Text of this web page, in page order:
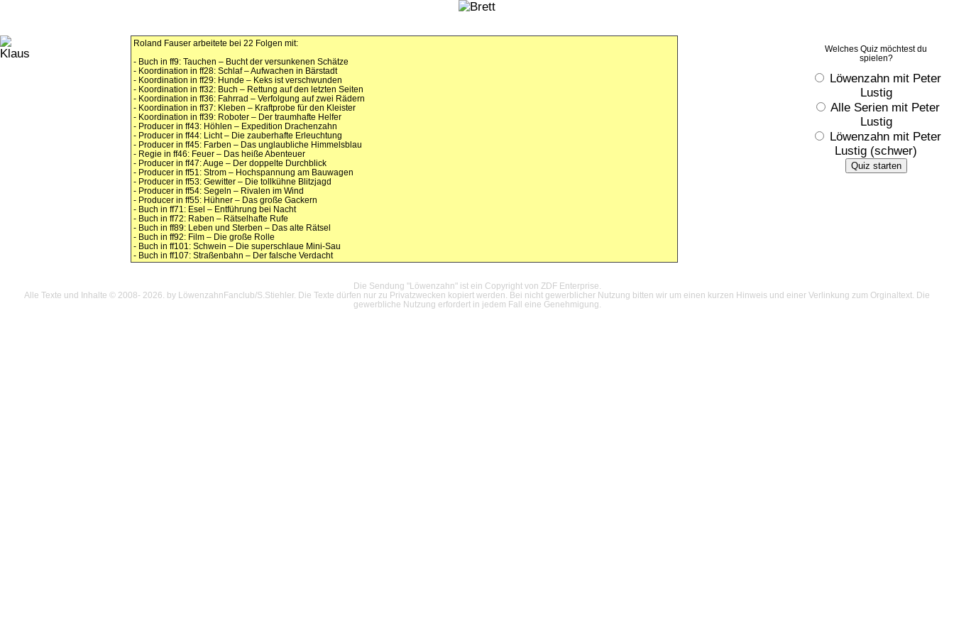
Welches Quiz möchtest du
spielen?
Löwenzahn mit Peter
Lustig
Alle Serien mit Peter
Lustig
Löwenzahn mit Peter
Lustig (schwer)
Quiz starten
Roland Fauser arbeitete bei 22 Folgen mit:
- Buch in ff9: Tauchen – Bucht der versunkenen Schätze
- Koordination in ff28: Schlaf – Aufwachen in Bärstadt
- Koordination in ff29: Hunde – Keks ist verschwunden
- Koordination in ff32: Buch – Rettung auf den letzten Seiten
- Koordination in ff36: Fahrrad – Verfolgung auf zwei Rädern
- Koordination in ff37: Kleben – Kraftprobe für den Kleister
- Koordination in ff39: Roboter – Der traumhafte Helfer
- Producer in ff43: Höhlen – Expedition Drachenzahn
- Producer in ff44: Licht – Die zauberhafte Erleuchtung
- Producer in ff45: Farben – Das unglaubliche Himmelsblau
- Regie in ff46: Feuer – Das heiße Abenteuer
- Producer in ff47: Auge – Der doppelte Durchblick
- Producer in ff51: Strom – Hochspannung am Bauwagen
- Producer in ff53: Gewitter – Die tollkühne Blitzjagd
- Producer in ff54: Segeln – Rivalen im Wind
- Producer in ff55: Hühner – Das große Gackern
- Buch in ff71: Esel – Entführung bei Nacht
- Buch in ff72: Raben – Rätselhafte Rufe
- Buch in ff89: Leben und Sterben – Das alte Rätsel
- Buch in ff92: Film – Die große Rolle
- Buch in ff101: Schwein – Die superschlaue Mini-Sau
- Buch in ff107: Straßenbahn – Der falsche Verdacht
Die Sendung "Löwenzahn" ist ein Copyright von ZDF Enterprise.
Alle Texte und Inhalte © 2008- 2026.
by LöwenzahnFanclub/S.Stiehler. Die Texte dürfen nur zu Privatzwecken kopiert werden. Bei nicht gewerblicher Nutzung bitten wir um einen kurzen Hinweis und einer Verlinkung zum Orginaltext. Die
gewerbliche Nutzung erfordert in jedem Fall eine Genehmigung.